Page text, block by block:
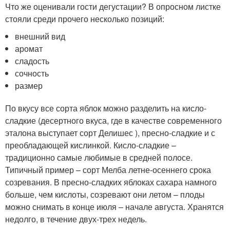
Что же оценивали гости дегустации? В опросном листке
стояли среди прочего несколько позиций:
внешний вид
аромат
сладость
сочность
размер
По вкусу все сорта яблок можно разделить на кисло-
сладкие (десертного вкуса, где в качестве современного
эталона выступает сорт Делишес ), пресно-сладкие и с
преобладающей кислинкой. Кисло-сладкие –
традиционно самые любимые в средней полосе.
Типичный пример – сорт Мелба летне-осеннего срока
созревания. В пресно-сладких яблоках сахара намного
больше, чем кислоты, созревают они летом – плоды
можно снимать в конце июля – начале августа. Хранятся
недолго, в течение двух-трех недель.